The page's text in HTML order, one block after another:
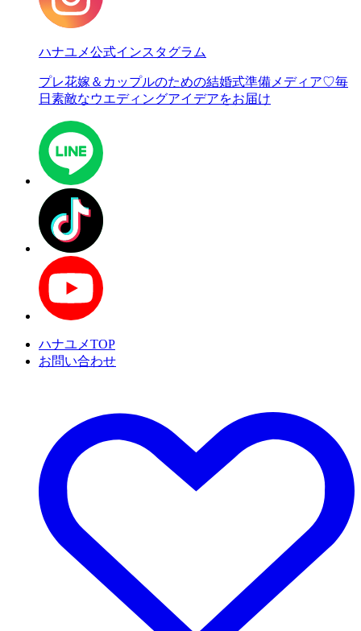
ハナユメ公式インスタグラム
プレ花嫁＆カップルのための結婚式準備メディア♡毎
日素敵なウエディングアイデアをお届け
ハナユメTOP
お問い合わせ